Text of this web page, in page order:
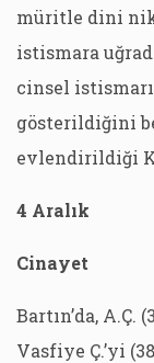
müritle dini
istismara
cinsel
gösterildiğini
evlendirildiği
4 Aralık
Cinayet
Bartın’da, A.Ç.
Vasfiye Ç.’yi